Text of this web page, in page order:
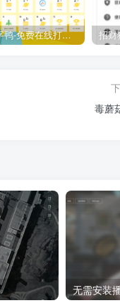
打字鸭-免费在线打字练习平台
毒蘑
无需安装